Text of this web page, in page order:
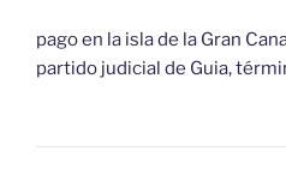
pago en la isla de la Gran
partido judicial de Guia,